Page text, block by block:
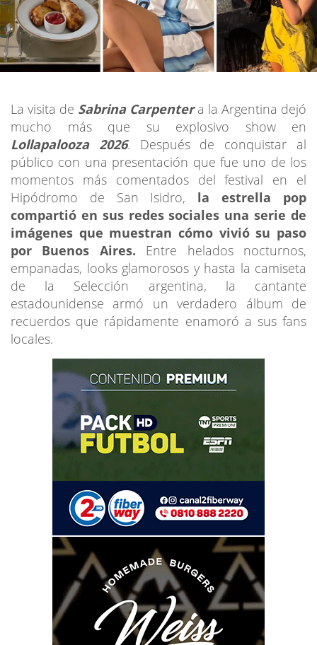
La visita de Sabrina Carpentera la Argentina dejó
mucho más que su explosivo show en
Lollapalooza 2026. Después de conquistar al
público con una presentación que fue uno de los
momentos más comentados del festival en el
Hipódromo de San Isidro, la estrella pop
compartió en sus redes sociales una serie de
imágenes que muestran cómo vivió su paso
por Buenos Aires. Entre helados nocturnos,
empanadas, looks glamorosos y hasta la camiseta
de la Selección argentina, la cantante
estadounidense armó un verdadero álbum de
recuerdos que rápidamente enamoró a sus fans
locales.